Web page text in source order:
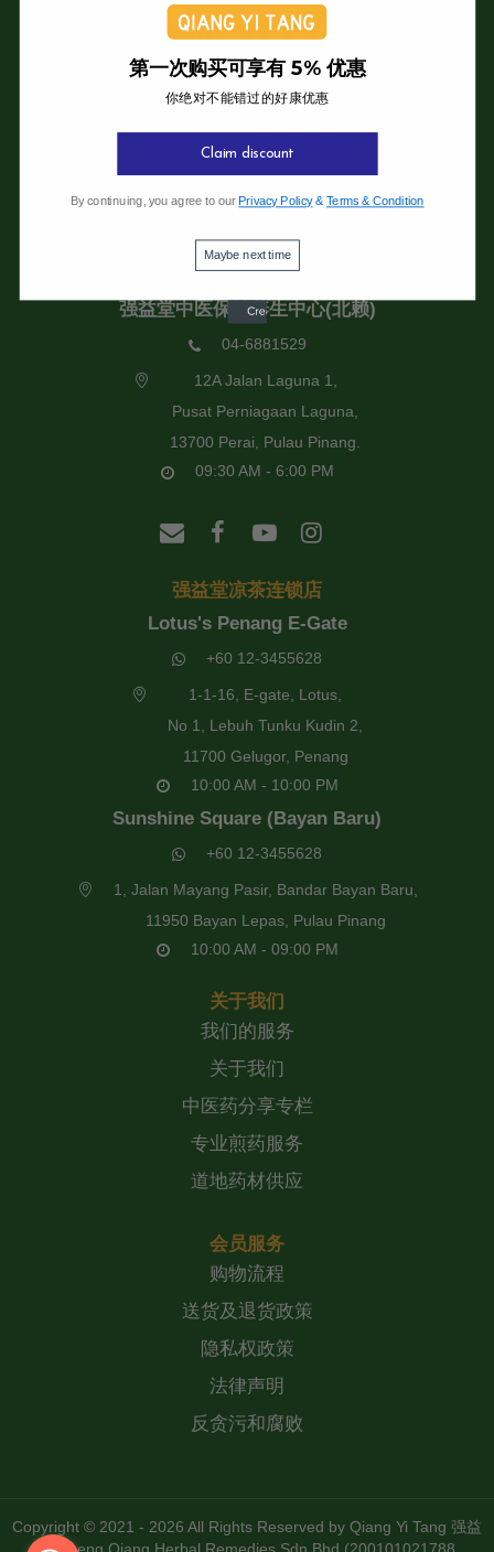
强益堂全息中医诊所
强益堂全息中医诊所(槟岛)
04-2832108
11600 Pulau Pinang.
09:30 AM - 6:00 PM
强益堂中医保健养生中心(北赖)
04-6881529
12A Jalan Laguna 1,
Pusat Perniagaan Laguna,
13700 Perai, Pulau Pinang.
09:30 AM - 6:00 PM
强益堂凉茶连锁店
Lotus's Penang E-Gate
+60 12-3455628
1-1-16, E-gate, Lotus,
No 1, Lebuh Tunku Kudin 2,
11700 Gelugor, Penang
10:00 AM - 10:00 PM
Sunshine Square (Bayan Baru)
+60 12-3455628
1, Jalan Mayang Pasir, Bandar Bayan Baru,
11950 Bayan Lepas, Pulau Pinang
10:00 AM - 09:00 PM
关于我们
我们的服务
关于我们
中医药分享专栏
专业煎药服务
道地药材供应
会员服务
购物流程
送货及退货政策
隐私权政策
法律声明
反贪污和腐败
Copyright © 2021 - 2026 All Rights Reserved by Qiang Yi Tang 强益
第一次购买可享有 5% 优惠
你绝对不能错过的好康优惠
Claim discount
By continuing, you agree to our Privacy Policy&Terms & Condition
Maybe next time